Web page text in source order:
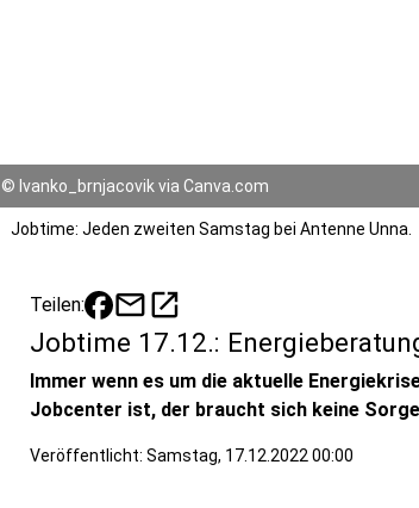
© Ivanko_brnjacovik via Canva.com
Jobtime: Jeden zweiten Samstag bei Antenne Unna.
Teilen: mailopen_in_new
Jobtime 17.12.:
Immer wenn es um die aktuelle
Jobcenter ist, der braucht sich keine
Veröffentlicht: Samstag, 17.12.2022 00:00